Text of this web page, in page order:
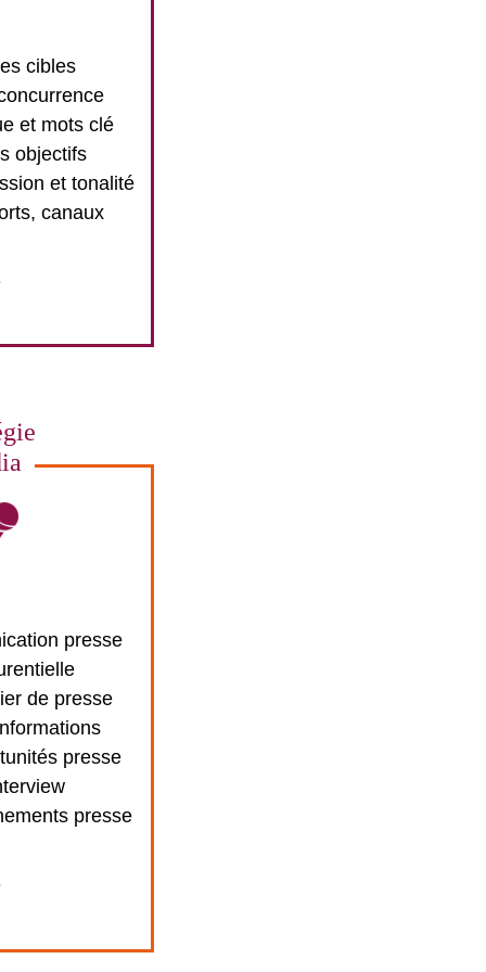
cibles
et mots clé
objectifs
et tonalité
canaux
presse
de presse
presse
presse